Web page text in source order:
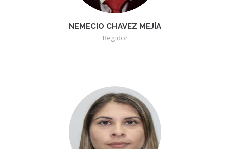
NEMECIO CHAVEZ MEJÍA
Regidor